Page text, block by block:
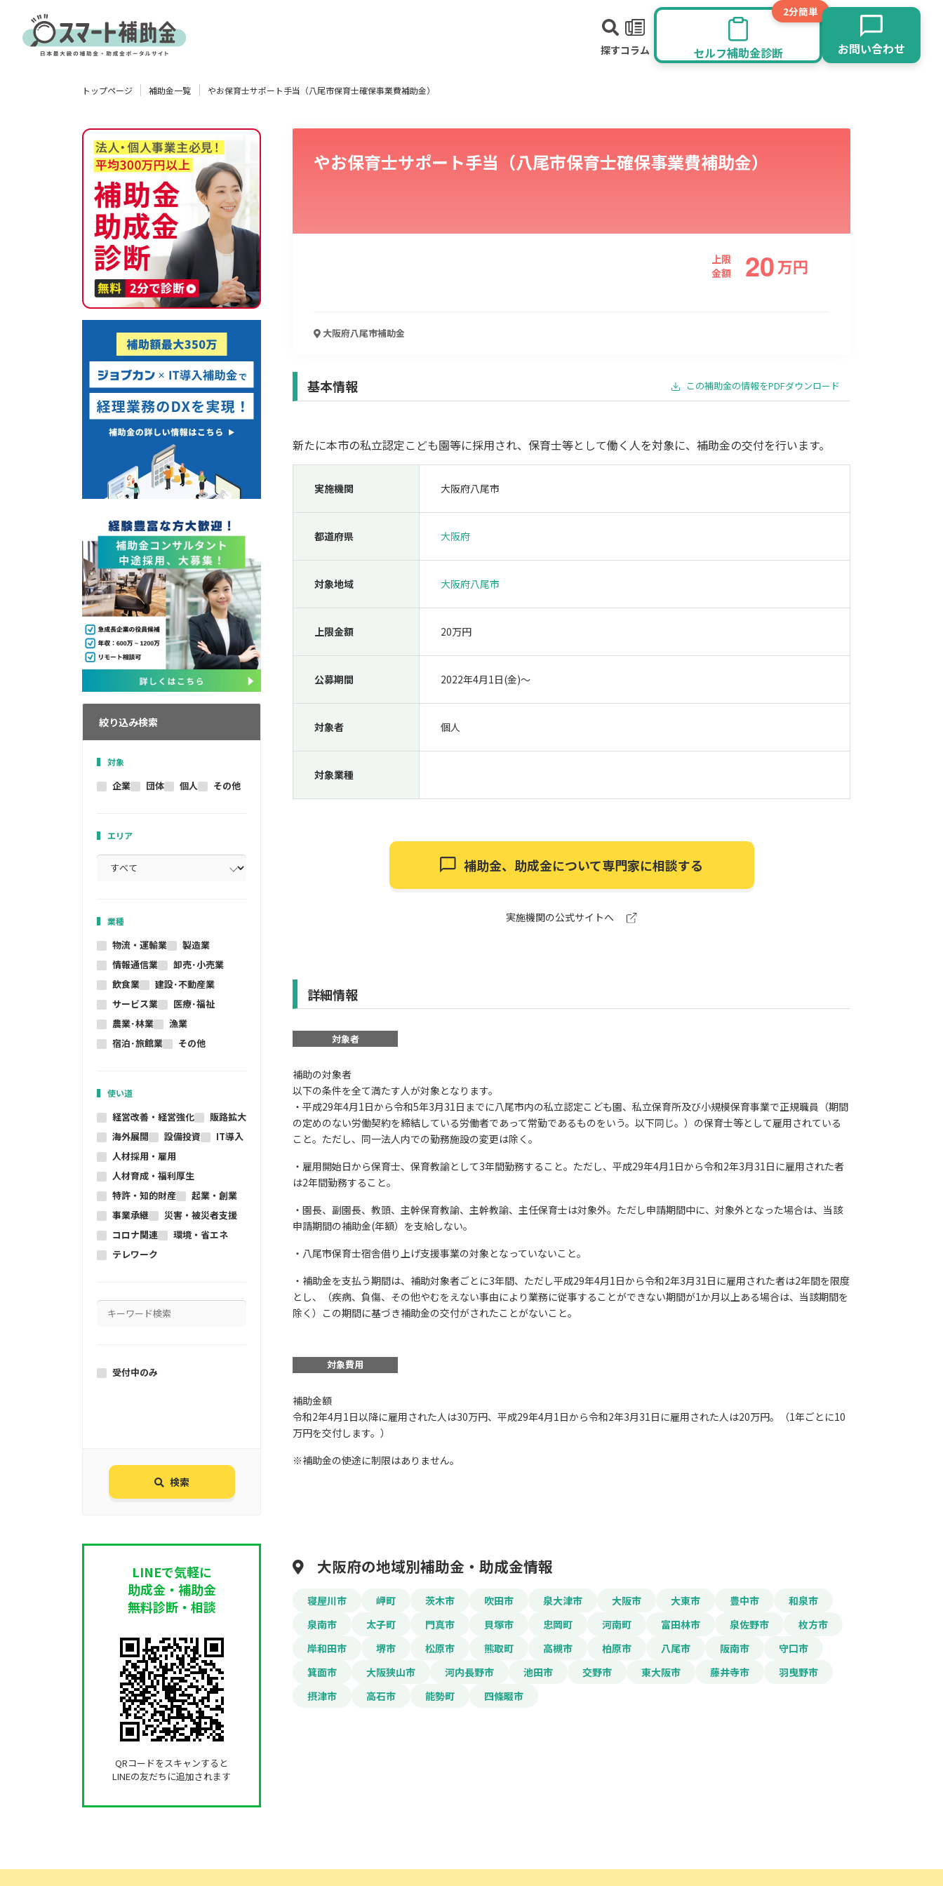
探すコラム
2分簡単
セルフ補助金診断 お問い合わせ
製造業 情報通信業 卸売･小売業
人材採用・雇用
トップページ 補助金一覧 やお保育士サポート手当（八尾市保育士確保事業費補助金）
絞り込み検索
対象
企業 団体 個人 その他
エリア
業種
物流・運輸業
製造業
情報通信業
卸売･小売業
飲食業
建設･不動産業
サービス業
医療･福祉
農業･林業
漁業
宿泊･旅館業
その他
使い道
経営改善・経営強化
販路拡大
海外展開
設備投資
IT導入
人材採用・雇用
人材育成・福利厚生
特許・知的財産
起業・創業
事業承継
災害・被災者支援
コロナ関連
環境・省エネ
テレワーク
受付中のみ
検索
LINEで気軽に
助成金・補助金
無料診断・相談
QRコードをスキャンすると
LINEの友だちに追加されます
やお保育士サポート手当（八尾市保育士確保事業費補助金）
上限
金額
20万円
大阪府八尾市補助金
基本情報 この補助金の情報をPDFダウンロード
新たに本市の私立認定こども園等に採用され、保育士等として働く人を対象に、補助金の交付を行います。
実施機関 大阪府八尾市
都道府県 大阪府
対象地域 大阪府八尾市
上限金額 20万円
公募期間 2022年4月1日(金)〜
対象者 個人
対象業種
補助金、助成金について専門家に相談する
実施機関の公式サイトへ
詳細情報
対象者
補助の対象者
以下の条件を全て満たす人が対象となります。
・平成29年4月1日から令和5年3月31日までに八尾市内の私立認定こども園、私立保育所及び小規模保育事業で正規職員（期間
の定めのない労働契約を締結している労働者であって常勤であるものをいう。以下同じ。）の保育士等として雇用されている
こと。ただし、同一法人内での勤務施設の変更は除く。
・雇用開始日から保育士、保育教諭として3年間勤務すること。ただし、平成29年4月1日から令和2年3月31日に雇用された者
は2年間勤務すること。
・園長、副園長、教頭、主幹保育教諭、主幹教諭、主任保育士は対象外。ただし申請期間中に、対象外となった場合は、当該
申請期間の補助金(年額）を支給しない。
・八尾市保育士宿舎借り上げ支援事業の対象となっていないこと。
・補助金を支払う期間は、補助対象者ごとに3年間、ただし平成29年4月1日から令和2年3月31日に雇用された者は2年間を限度
とし、（疾病、負傷、その他やむをえない事由により業務に従事することができない期間が1か月以上ある場合は、当該期間を
除く）この期間に基づき補助金の交付がされたことがないこと。
対象費用
補助金額
令和2年4月1日以降に雇用された人は30万円、平成29年4月1日から令和2年3月31日に雇用された人は20万円。（1年ごとに10
万円を交付します。）
※補助金の使途に制限はありません。
大阪府の地域別補助金・助成金情報
寝屋川市 岬町 茨木市 吹田市 泉大津市 大阪市 大東市 豊中市
和泉市
泉南市
太子町 門真市 貝塚市 忠岡町 河南町 富田林市 泉佐野市
枚方市
岸和田市
堺市 松原市 熊取町 高槻市 柏原市 八尾市 阪南市
守口市
箕面市
大阪狭山市 河内長野市 池田市 交野市 東大阪市 藤井寺市
羽曳野市
摂津市
高石市 能勢町 四條畷市
業費補助金）
メールアドレス
電話番号
「PDF資料ダウンロード」ボタンを押下した時点